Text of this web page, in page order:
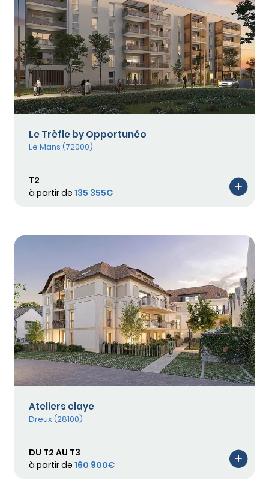
Le Trèfle by Opportunéo
Le Mans (72000)
T2
à partir de 135 355€
Ateliers claye
Dreux (28100)
DU T2 AU T3
à partir de 160 900€